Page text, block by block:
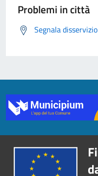
Problemi in città
Segnala disservizio